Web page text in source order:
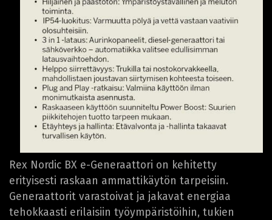
Rex Nordic BX e-Generaattori on kehitetty
erityisesti raskaan ammattikäytön tarpeisiin.
Generaattorit varastoivat ja jakavat energiaa
tehokkaasti erilaisiin työympäristöihin, tukien